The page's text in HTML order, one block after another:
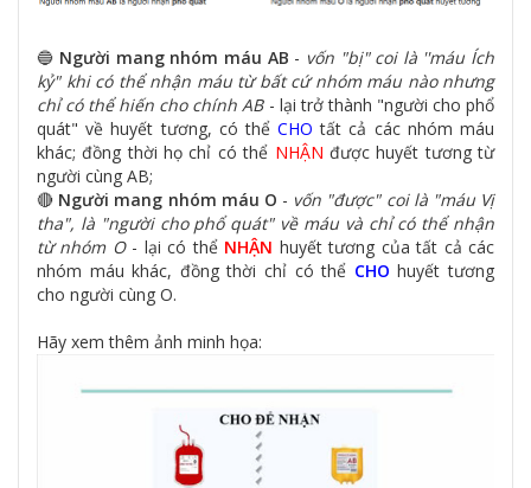
🔵 Người mang nhóm máu AB - vốn "bị" coi là ''máu Ích
kỷ" khi có thể nhận máu từ bất cứ nhóm máu nào nhưng
chỉ có thể hiến cho chính AB- lại trở thành "người cho phổ
quát" về huyết tương, có thểCHO tất cả các nhóm máu
khác; đồng thời họ chỉ có thể NHẬN được huyết tương từ
người cùng AB;
🔴 Người mang nhóm máu O - vốn "được" coi là "máu Vị
tha", là "người cho phổ quát" về máu và chỉ có thể nhận
từ nhóm O- lại có thể NHẬN huyết tương của tất cả các
nhóm máu khác, đồng thời chỉ có thể CHO huyết tương
cho người cùng O.
Hãy xem thêm ảnh minh họa: